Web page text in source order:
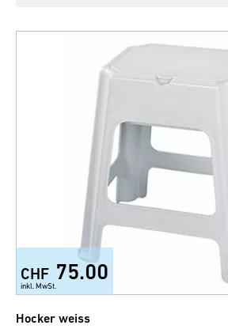
CHF 75.00
inkl. MwSt.
Hocker weiss